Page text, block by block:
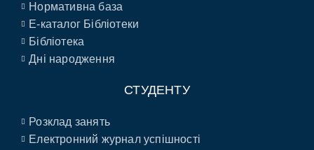
Нормативна база
E-каталог Бібліотеки
Бібліотека
Дні народження
СТУДЕНТУ
Розклад занять
Електронний журнал успішності